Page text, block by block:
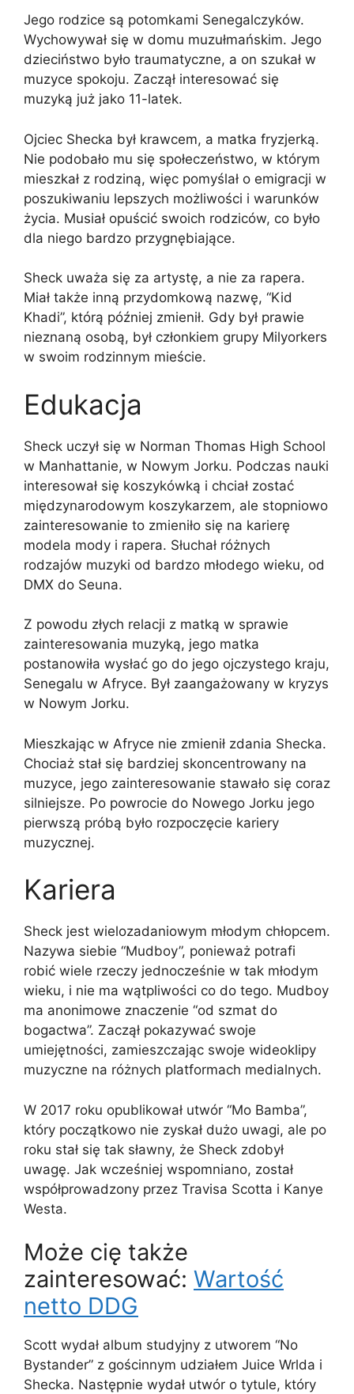
Jego rodzice są potomkami Senegalczyków.
Wychowywał się w domu muzułmańskim. Jego
dzieciństwo było traumatyczne, a on szukał w
muzyce spokoju. Zaczął interesować się
muzyką już jako 11-latek.
Ojciec Shecka był krawcem, a matka fryzjerką.
Nie podobało mu się społeczeństwo, w którym
mieszkał z rodziną, więc pomyślał o emigracji w
poszukiwaniu lepszych możliwości i warunków
życia. Musiał opuścić swoich rodziców, co było
dla niego bardzo przygnębiające.
Sheck uważa się za artystę, a nie za rapera.
Miał także inną przydomkową nazwę, “Kid
Khadi”, którą później zmienił. Gdy był prawie
nieznaną osobą, był członkiem grupy Milyorkers
w swoim rodzinnym mieście.
Edukacja
Sheck uczył się w Norman Thomas High School
w Manhattanie, w Nowym Jorku. Podczas nauki
interesował się koszykówką i chciał zostać
międzynarodowym koszykarzem, ale stopniowo
zainteresowanie to zmieniło się na karierę
modela mody i rapera. Słuchał różnych
rodzajów muzyki od bardzo młodego wieku, od
DMX do Seuna.
Z powodu złych relacji z matką w sprawie
zainteresowania muzyką, jego matka
postanowiła wysłać go do jego ojczystego kraju,
Senegalu w Afryce. Był zaangażowany w kryzys
w Nowym Jorku.
Mieszkając w Afryce nie zmienił zdania Shecka.
Chociaż stał się bardziej skoncentrowany na
muzyce, jego zainteresowanie stawało się coraz
silniejsze. Po powrocie do Nowego Jorku jego
pierwszą próbą było rozpoczęcie kariery
muzycznej.
Kariera
Sheck jest wielozadaniowym młodym chłopcem.
Nazywa siebie “Mudboy”, ponieważ potrafi
robić wiele rzeczy jednocześnie w tak młodym
wieku, i nie ma wątpliwości co do tego. Mudboy
ma anonimowe znaczenie “od szmat do
bogactwa”. Zaczął pokazywać swoje
umiejętności, zamieszczając swoje wideoklipy
muzyczne na różnych platformach medialnych.
W 2017 roku opublikował utwór “Mo Bamba”,
który początkowo nie zyskał dużo uwagi, ale po
roku stał się tak sławny, że Sheck zdobył
uwagę. Jak wcześniej wspomniano, został
współprowadzony przez Travisa Scotta i Kanye
Westa.
Może cię także
zainteresować: Wartość
netto DDG
Scott wydał album studyjny z utworem “No
Bystander” z gościnnym udziałem Juice Wrlda i
Shecka. Następnie wydał utwór o tytule, który